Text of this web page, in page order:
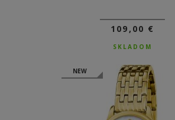
109,00 €
SKLADOM
NEW